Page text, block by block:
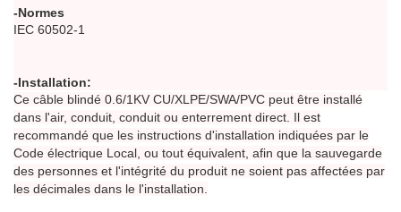
-Normes
IEC 60502-1
-Installation:
Ce câble blindé 0.6/1KV CU/XLPE/SWA/PVC peut être installé
dans l'air, conduit, conduit ou enterrement direct. Il est
recommandé que les instructions d'installation indiquées par le
Code électrique Local, ou tout équivalent, afin que la sauvegarde
des personnes et l'intégrité du produit ne soient pas affectées par
les décimales dans le l'installation.